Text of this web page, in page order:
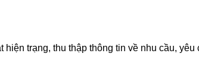
trạng, thu thập thông tin về nhu cầu, yêu